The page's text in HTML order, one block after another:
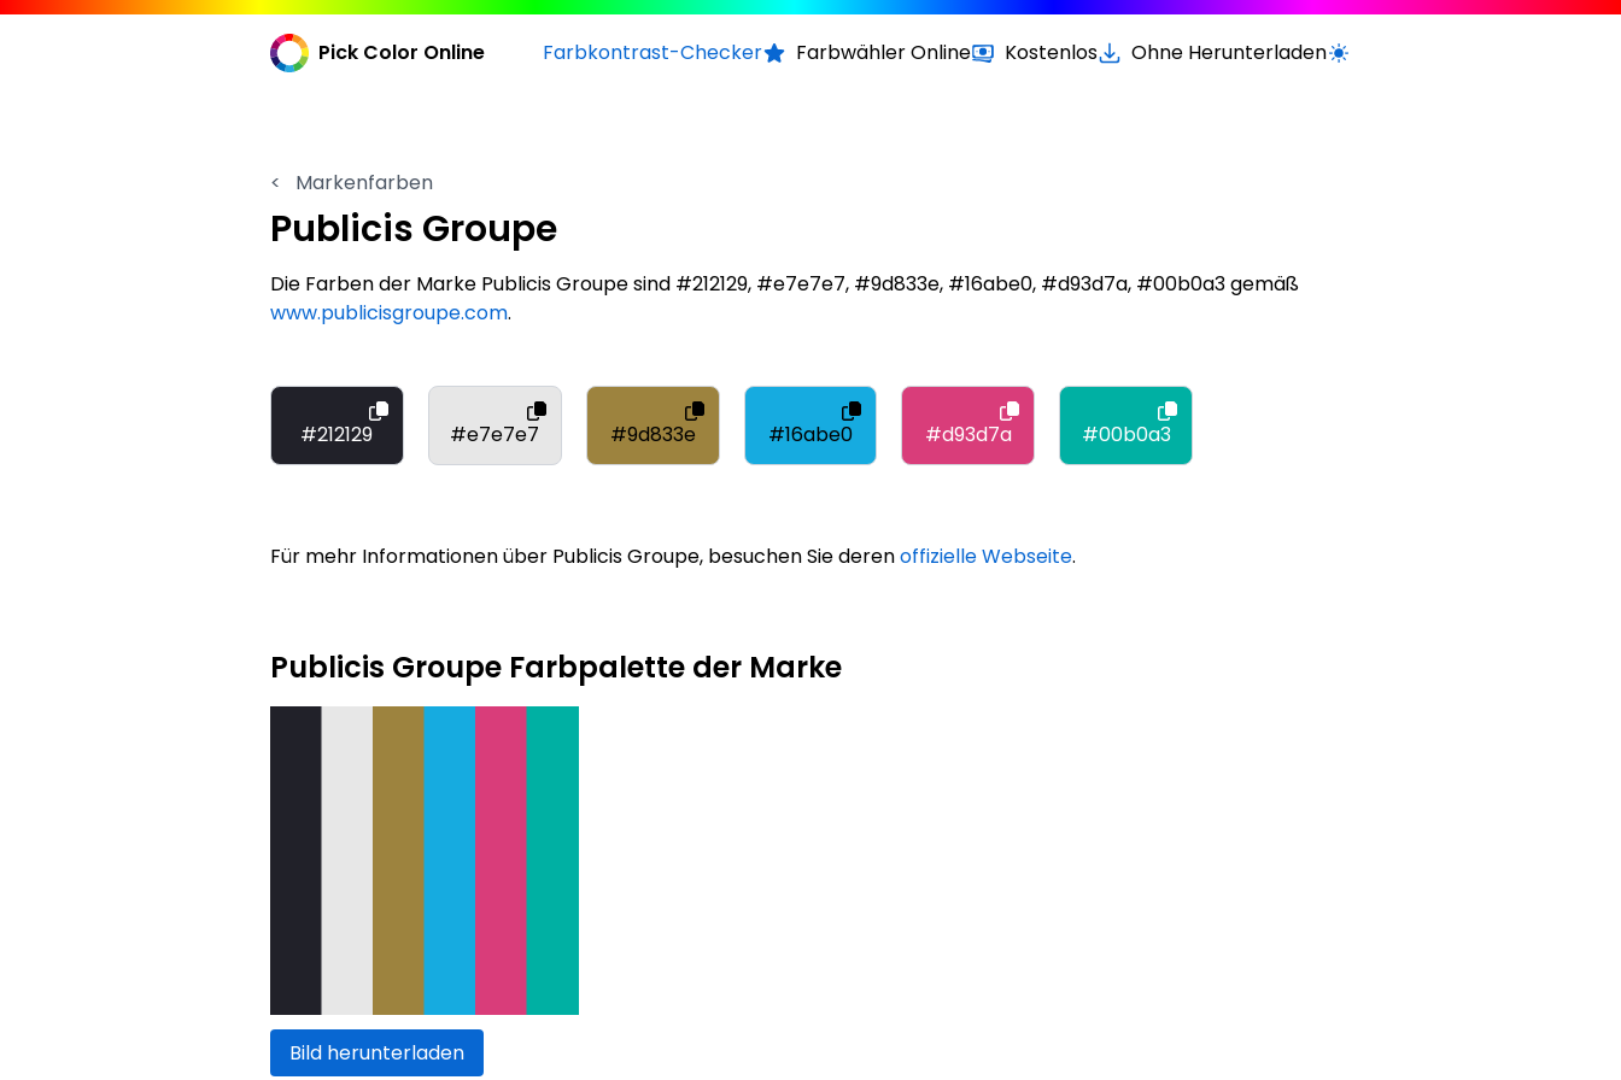
Pick Color Online Farbkontrast-Checker Farbwähler Online Kostenlos Ohne HerunterladenWechseln zur hellen / dunklen
< Markenfarben
Publicis Groupe
Die Farben der Marke Publicis Groupe sind #212129, #e7e7e7, #9d833e, #16abe0, #d93d7a, #00b0a3 gemäß
www.publicisgroupe.com.
#212129 #e7e7e7 #9d833e #16abe0 #d93d7a #00b0a3
Für mehr Informationen über Publicis Groupe, besuchen Sie derenoffizielle Webseite.
Publicis Groupe Farbpalette der Marke
Bild herunterladen